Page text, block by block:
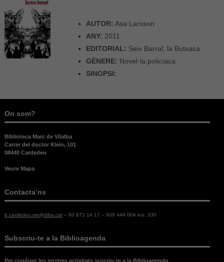
AUTOR: Asa Larsson
ANY: 2011
EDITORIAL: Seix Barral; la Butxaca
GÈNERE: Novel·la policíaca
SINOPSI:
On som?
Biblioteca Marc de Vilalba
Carrer del doctor Klein, 101
08440 Cardedeu
Veure Mapa
Contacta’ns
b.cardedeu.mv@diba.cat– 93 871 14 17 – 938 444 004 ext. 330
Subscriu-te a la Biblioagenda
Per conèixer les nostres activitats suscriu-te a la Biblioagenda.